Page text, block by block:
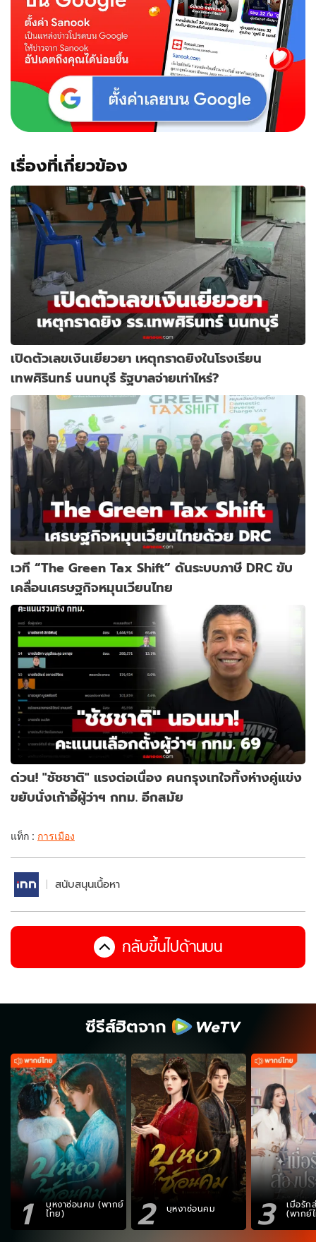
เรื่องที่เกี่ยวข้อง
เปิดตัวเลขเงินเยียวยา เหตุกราดยิงในโรงเรียน
เทพศิรินทร์ นนทบุรี รัฐบาลจ่ายเท่าไหร่?
เวที “The Green Tax Shift” ดันระบบภาษี DRC ขับ
เคลื่อนเศรษฐกิจหมุนเวียนไทย
ด่วน! "ชัชชาติ" แรงต่อเนื่อง คนกรุงเทใจทิ้งห่างคู่แข่ง
ขยับนั่งเก้าอี้ผู้ว่าฯ กทม. อีกสมัย
แท็ก : การเมือง
สนับสนุนเนื้อหา
กลับขึ้นไปด้านบน
ซีรีส์ฮิตจาก
1 บุหงาซ่อนคม (พากย์
ไทย) 2 บุหงาซ่อนคม 3 เมื่อรัก
(พากย์